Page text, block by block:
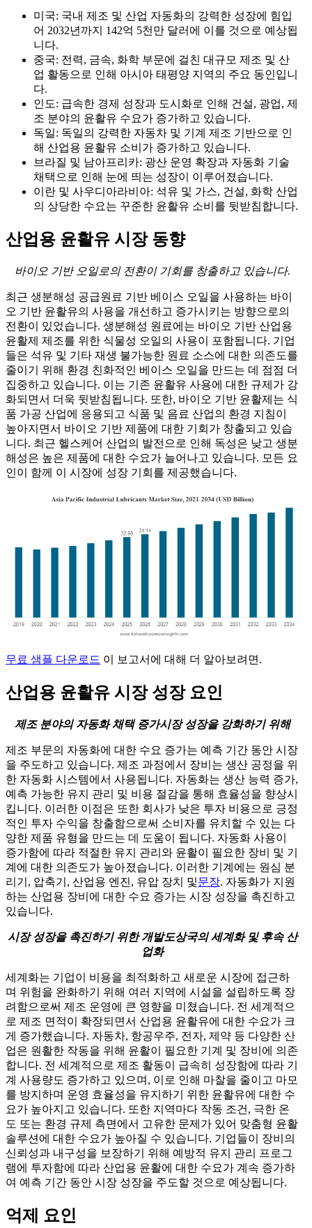
미국: 국내 제조 및 산업 자동화의 강력한 성장에 힘입
어 2032년까지 142억 5천만 달러에 이를 것으로 예상됩
니다.
중국: 전력, 금속, 화학 부문에 걸친 대규모 제조 및 산
업 활동으로 인해 아시아 태평양 지역의 주요 동인입니
다.
인도: 급속한 경제 성장과 도시화로 인해 건설, 광업, 제
조 분야의 윤활유 수요가 증가하고 있습니다.
독일: 독일의 강력한 자동차 및 기계 제조 기반으로 인
해 산업용 윤활유 소비가 증가하고 있습니다.
브라질 및 남아프리카: 광산 운영 확장과 자동화 기술
채택으로 인해 눈에 띄는 성장이 이루어졌습니다.
이란 및 사우디아라비아: 석유 및 가스, 건설, 화학 산업
의 상당한 수요는 꾸준한 윤활유 소비를 뒷받침합니다.
산업용 윤활유 시장 동향
바이오 기반 오일로의 전환이 기회를 창출하고 있습니다.
최근 생분해성 공급원료 기반 베이스 오일을 사용하는 바이
오 기반 윤활유의 사용을 개선하고 증가시키는 방향으로의
전환이 있었습니다. 생분해성 원료에는 바이오 기반 산업용
윤활제 제조를 위한 식물성 오일의 사용이 포함됩니다. 기업
들은 석유 및 기타 재생 불가능한 원료 소스에 대한 의존도를
줄이기 위해 환경 친화적인 베이스 오일을 만드는 데 점점 더
집중하고 있습니다. 이는 기존 윤활유 사용에 대한 규제가 강
화되면서 더욱 뒷받침됩니다. 또한, 바이오 기반 윤활제는 식
품 가공 산업에 응용되고 식품 및 음료 산업의 환경 지침이
높아지면서 바이오 기반 제품에 대한 기회가 창출되고 있습
니다. 최근 헬스케어 산업의 발전으로 인해 독성은 낮고 생분
해성은 높은 제품에 대한 수요가 늘어나고 있습니다. 모든 요
인이 함께 이 시장에 성장 기회를 제공했습니다.
무료 샘플 다운로드 이 보고서에 대해 더 알아보려면.
산업용 윤활유 시장 성장 요인
제조 분야의 자동화 채택 증가시장 성장을 강화하기 위해
제조 부문의 자동화에 대한 수요 증가는 예측 기간 동안 시장
을 주도하고 있습니다. 제조 과정에서 장비는 생산 공정을 위
한 자동화 시스템에서 사용됩니다. 자동화는 생산 능력 증가,
예측 가능한 유지 관리 및 비용 절감을 통해 효율성을 향상시
킵니다. 이러한 이점은 또한 회사가 낮은 투자 비용으로 긍정
적인 투자 수익을 창출함으로써 소비자를 유치할 수 있는 다
양한 제품 유형을 만드는 데 도움이 됩니다. 자동화 사용이
증가함에 따라 적절한 유지 관리와 윤활이 필요한 장비 및 기
계에 대한 의존도가 높아졌습니다. 이러한 기계에는 원심 분
리기, 압축기, 산업용 엔진, 유압 장치 및문장. 자동화가 지원
하는 산업용 장비에 대한 수요 증가는 시장 성장을 촉진하고
있습니다.
시장 성장을 촉진하기 위한 개발도상국의 세계화 및 후속 산
업화
세계화는 기업이 비용을 최적화하고 새로운 시장에 접근하
며 위험을 완화하기 위해 여러 지역에 시설을 설립하도록 장
려함으로써 제조 운영에 큰 영향을 미쳤습니다. 전 세계적으
로 제조 면적이 확장되면서 산업용 윤활유에 대한 수요가 크
게 증가했습니다. 자동차, 항공우주, 전자, 제약 등 다양한 산
업은 원활한 작동을 위해 윤활이 필요한 기계 및 장비에 의존
합니다. 전 세계적으로 제조 활동이 급속히 성장함에 따라 기
계 사용량도 증가하고 있으며, 이로 인해 마찰을 줄이고 마모
를 방지하며 운영 효율성을 유지하기 위한 윤활유에 대한 수
요가 높아지고 있습니다. 또한 지역마다 작동 조건, 극한 온
도 또는 환경 규제 측면에서 고유한 문제가 있어 맞춤형 윤활
솔루션에 대한 수요가 높아질 수 있습니다. 기업들이 장비의
신뢰성과 내구성을 보장하기 위해 예방적 유지 관리 프로그
램에 투자함에 따라 산업용 윤활에 대한 수요가 계속 증가하
여 예측 기간 동안 시장 성장을 주도할 것으로 예상됩니다.
억제 요인